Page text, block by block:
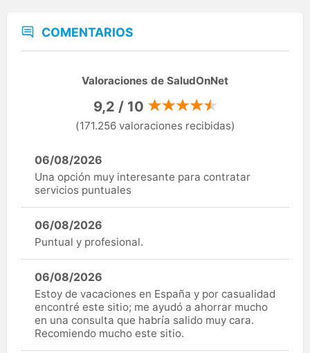
COMENTARIOS
Valoraciones de SaludOnNet
9,2 / 10
(171.256 valoraciones recibidas)
06/08/2026
Una opción muy interesante para contratar
servicios puntuales
06/08/2026
Puntual y profesional.
06/08/2026
Estoy de vacaciones en España y por casualidad
encontré este sitio; me ayudó a ahorrar mucho
en una consulta que habría salido muy cara.
Recomiendo mucho este sitio.